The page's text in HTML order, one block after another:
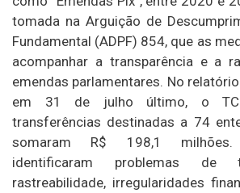
tomada na Arguição de
Fundamental (ADPF) 854, que as
acompanhar a transparência e a
emendas parlamentares. No
em 31 de julho último, o
transferências destinadas a 74
somaram R$ 198,1
identificaram problemas de
rastreabilidade, irregularidades